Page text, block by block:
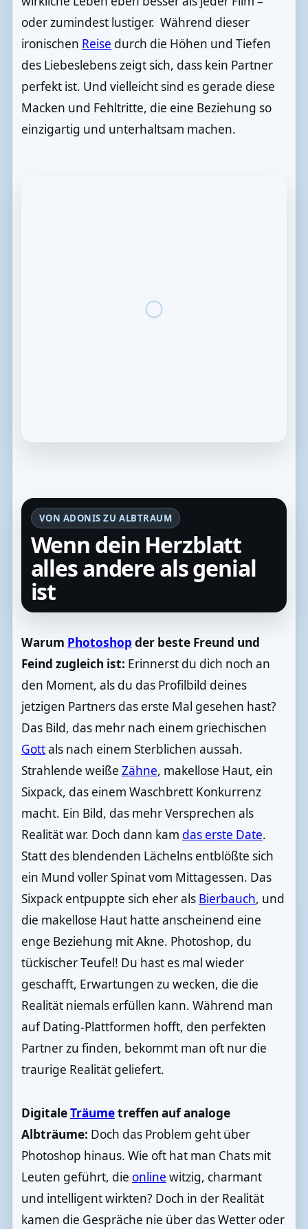
oder zumindest lustiger. Während dieser
ironischen Reise durch die Höhen und Tiefen
des Liebeslebens zeigt sich, dass kein Partner
perfekt ist. Und vielleicht sind es gerade diese
Macken und Fehltritte, die eine Beziehung so
einzigartig und unterhaltsam machen.
VON ADONIS ZU ALBTRAUM
Wenn dein Herzblatt
alles andere als genial
ist
Warum Photoshopder beste Freund und
Feind zugleich ist: Erinnerst du dich noch an
den Moment, als du das Profilbild deines
jetzigen Partners das erste Mal gesehen hast?
Das Bild, das mehr nach einem griechischen
Gottals nach einem Sterblichen aussah.
Strahlende weiße Zähne, makellose Haut, ein
Sixpack, das einem Waschbrett Konkurrenz
macht. Ein Bild, das mehr Versprechen als
Realität war. Doch dann kam das erste Date.
Statt des blendenden Lächelns entblößte sich
ein Mund voller Spinat vom Mittagessen. Das
Sixpack entpuppte sich eher als Bierbauch, und
die makellose Haut hatte anscheinend eine
enge Beziehung mit Akne. Photoshop, du
tückischer Teufel! Du hast es mal wieder
geschafft, Erwartungen zu wecken, die die
Realität niemals erfüllen kann. Während man
auf Dating-Plattformen hofft, den perfekten
Partner zu finden, bekommt man oft nur die
traurige Realität geliefert.
DigitaleTräumetreffen auf analoge
Albträume: Doch das Problem geht über
Photoshop hinaus. Wie oft hat man Chats mit
Leuten geführt, die online witzig, charmant
und intelligent wirkten? Doch in der Realität
kamen die Gespräche nie über das Wetter oder